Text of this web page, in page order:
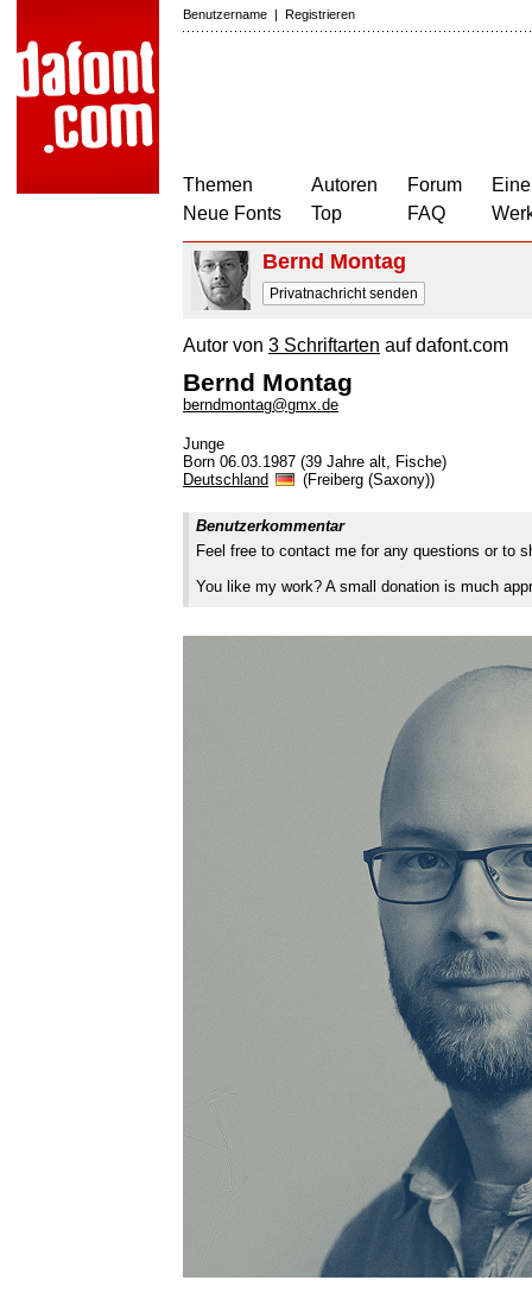
Benutzername | Registrieren
Themen
Neue Fonts
Autoren
Top
Forum
FAQ
Bernd Montag
Privatnachricht senden
Autor von 3 Schriftarten auf dafont.com
Bernd Montag
berndmontag@gmx.de
Junge
Born 06.03.1987 (39 Jahre alt, Fische)
Deutschland
(Freiberg (Saxony))
Benutzerkommentar
Feel free to contact me for any questions or to
You like my work? A small donation is much